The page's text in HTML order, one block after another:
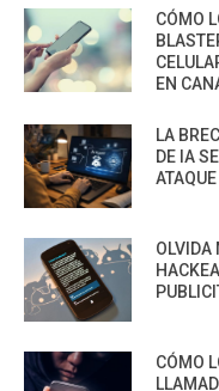
CÓMO
EN
LA
DE IA
OLVIDA
CÓMO